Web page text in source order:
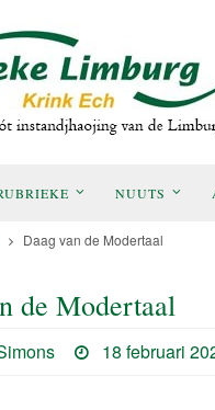
NUUTS
Daag van de Modertaal
de Modertaal
18 februari